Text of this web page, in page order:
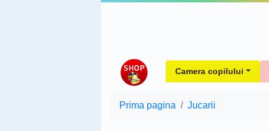
Camera copilului
Prima pagina Jucarii